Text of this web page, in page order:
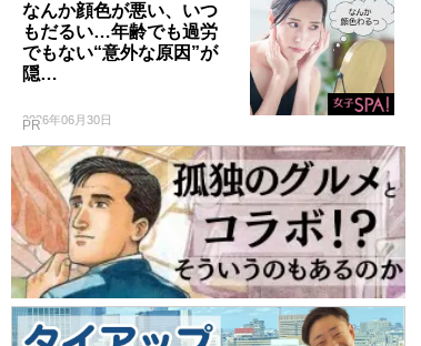
なんか顔色が悪い、いつ
もだるい…年齢でも過労
でもない“意外な原因”が
隠…
2026年06月30日
PR